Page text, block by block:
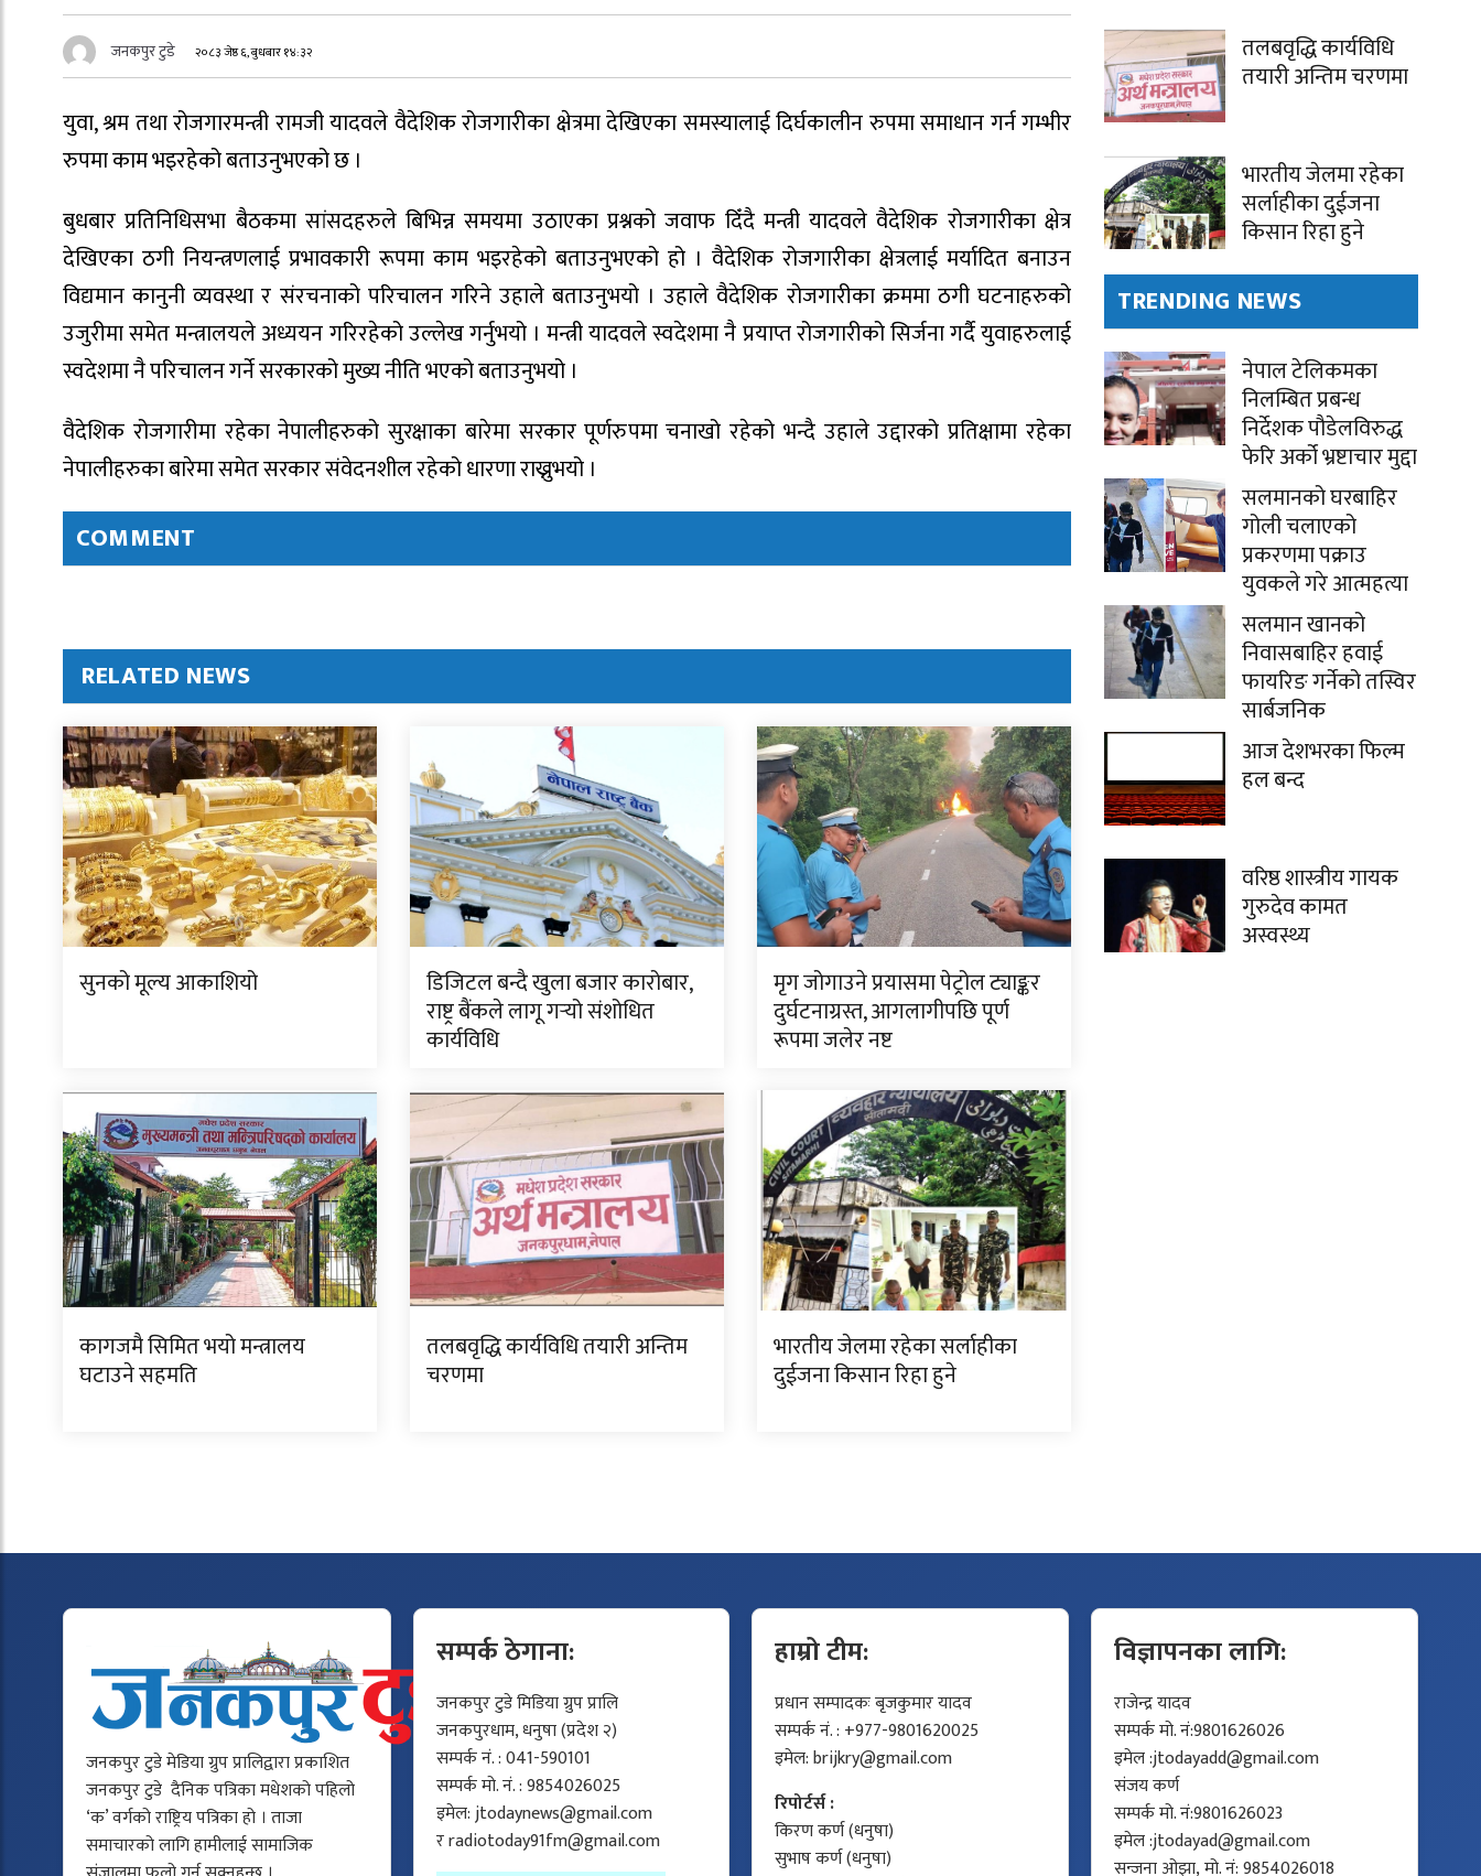
जनकपुर टुडे २०८३ जेष्ठ ६, बुधबार १४:३२
युवा, श्रम तथा रोजगारमन्त्री रामजी यादवले वैदेशिक रोजगारीका क्षेत्रमा देखिएका समस्यालाई दिर्घकालीन रुपमा समाधान गर्न गम्भीर
रुपमा काम भइरहेको बताउनुभएको छ ।
बुधबार प्रतिनिधिसभा बैठकमा सांसदहरुले बिभिन्न समयमा उठाएका प्रश्नको जवाफ दिँदै मन्त्री यादवले वैदेशिक रोजगारीका क्षेत्र
देखिएका ठगी नियन्त्रणलाई प्रभावकारी रूपमा काम भइरहेको बताउनुभएको हो । वैदेशिक रोजगारीका क्षेत्रलाई मर्यादित बनाउन
विद्यमान कानुनी व्यवस्था र संरचनाको परिचालन गरिने उहाले बताउनुभयो । उहाले वैदेशिक रोजगारीका क्रममा ठगी घटनाहरुको
उजुरीमा समेत मन्त्रालयले अध्ययन गरिरहेको उल्लेख गर्नुभयो । मन्त्री यादवले स्वदेशमा नै प्रयाप्त रोजगारीको सिर्जना गर्दै युवाहरुलाई
स्वदेशमा नै परिचालन गर्ने सरकारको मुख्य नीति भएको बताउनुभयो ।
वैदेशिक रोजगारीमा रहेका नेपालीहरुको सुरक्षाका बारेमा सरकार पूर्णरुपमा चनाखो रहेको भन्दै उहाले उद्दारको प्रतिक्षामा रहेका
नेपालीहरुका बारेमा समेत सरकार संवेदनशील रहेको धारणा राख्नुभयो ।
COMMENT
RELATED NEWS
सुनको मूल्य आकाशियो डिजिटल बन्दै खुला बजार कारोबार,
राष्ट्र बैंकले लागू गर्‍यो संशोधित
कार्यविधि
मृग जोगाउने प्रयासमा पेट्रोल ट्याङ्कर
दुर्घटनाग्रस्त, आगलागीपछि पूर्ण
रूपमा जलेर नष्ट
कागजमै सिमित भयो मन्त्रालय
घटाउने सहमति
तलबवृद्धि कार्यविधि तयारी अन्तिम
चरणमा
भारतीय जेलमा रहेका सर्लाहीका
दुईजना किसान रिहा हुने
तलबवृद्धि कार्यविधि
तयारी अन्तिम चरणमा
भारतीय जेलमा रहेका
सर्लाहीका दुईजना
किसान रिहा हुने
TRENDING NEWS
नेपाल टेलिकमका
निलम्बित प्रबन्ध
निर्देशक पौडेलविरुद्ध
फेरि अर्को भ्रष्टाचार मुद्दा
सलमानको घरबाहिर
गोली चलाएको
प्रकरणमा पक्राउ
युवकले गरे आत्महत्या
सलमान खानको
निवासबाहिर हवाई
फायरिङ गर्नेको तस्विर
सार्बजनिक
आज देशभरका फिल्म
हल बन्द
वरिष्ठ शास्त्रीय गायक
गुरुदेव कामत
अस्वस्थ्य
जनकपुर टुडे मेडिया ग्रुप प्रालिद्वारा प्रकाशित
जनकपुर टुडे दैनिक पत्रिका मधेशको पहिलो
‘क’ वर्गको राष्ट्रिय पत्रिका हो । ताजा
समाचारको लागि हामीलाई सामाजिक
सम्पर्क ठेगाना:
जनकपुर टुडे मिडिया ग्रुप प्रालि
जनकपुरधाम, धनुषा (प्रदेश २)
सम्पर्क नं. : 041-590101
सम्पर्क मो. नं. : 9854026025
इमेल:jtodaynews@gmail.com
रradiotoday91fm@gmail.com
हाम्रो टीम:
प्रधान सम्पादकः बृजकुमार यादव
सम्पर्क नं. : +977-9801620025
इमेल:brijkry@gmail.com
रिपोर्टर्स :
किरण कर्ण (धनुषा)
सुभाष कर्ण (धनुषा)
विज्ञापनका लागि:
राजेन्द्र यादव
सम्पर्क मो. नं:9801626026
इमेल :jtodayadd@gmail.com
संजय कर्ण
सम्पर्क मो. नं:9801626023
इमेल :jtodayad@gmail.com
सन्जना ओझा, मो. नं: 9854026018